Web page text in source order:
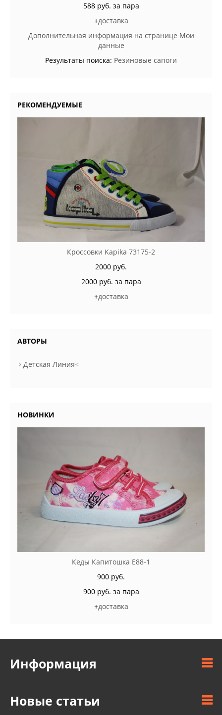
588 руб. за пара
+доставка
Дополнительная информация на странице Мои
данные
Результаты поиска: Резиновые сапоги
РЕКОМЕНДУЕМЫЕ
Кроссовки Kapika 73175-2
2000 руб.
2000 руб. за пара
+доставка
АВТОРЫ
Детская Линия<
НОВИНКИ
Кеды Капитошка E88-1
900 руб.
900 руб. за пара
+доставка
Информация
Новые статьи